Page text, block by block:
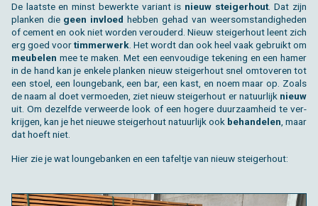
De laat­ste en minst be­werk­te va­ri­ant is nieuw stei­ger­hout. Dat zijn
plan­ken die geen in­vloed heb­ben gehad van weers­om­stan­dig­he­den
of ce­ment en ook niet wor­den ver­ou­derd. Nieuw stei­ger­hout leent zich
erg goed voortim­mer­werk. Het wordt dan ook heel vaak ge­bruikt om
meu­be­len mee te maken. Met een een­vou­di­ge te­ke­ning en een hamer
in de hand kan je en­ke­le plan­ken nieuw stei­ger­hout snel om­to­ve­ren tot
een stoel, een loun­ge­bank, een bar, een kast, en noem maar op. Zoals
de naam al doet ver­moe­den, ziet nieuw stei­ger­hout er na­tuur­lijk nieuw
uit. Om de­zelf­de ver­weer­de look of een ho­ge­re duur­zaam­heid te ver­
krij­gen, kan je het nieu­we stei­ger­hout na­tuur­lijk ook be­han­de­len, maar
dat hoeft niet.
Hier zie je wat loun­ge­ban­ken en een ta­fel­tje van nieuw stei­ger­hout: